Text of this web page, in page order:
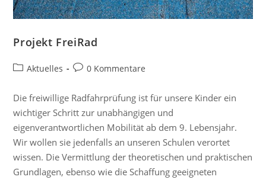
Projekt FreiRad
Aktuelles 0 Kommentare
Die freiwillige Radfahrprüfung ist für unsere Kinder ein
wichtiger Schritt zur unabhängigen und
eigenverantwortlichen Mobilität ab dem 9. Lebensjahr.
Wir wollen sie jedenfalls an unseren Schulen verortet
wissen. Die Vermittlung der theoretischen und praktischen
Grundlagen, ebenso wie die Schaffung geeigneten